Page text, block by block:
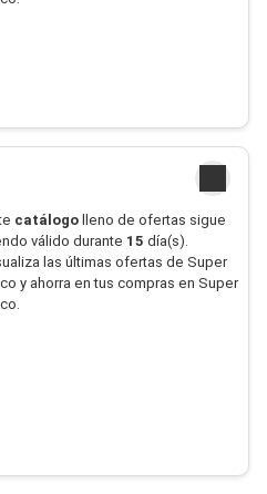
catálogo lleno de ofertas sigue
válido durante 15 día(s).
las últimas ofertas de Super
y ahorra en tus compras en Super